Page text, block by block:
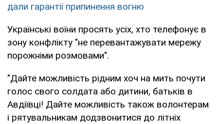
дали гарантії припинення вогню
Українські воїни просять усіх, хто телефонує в
зону конфлікту "не перевантажувати мережу
порожніми розмовами".
"Дайте можливість рідним хоч на мить почути
голос свого солдата або дитини, батьків в
Авдіївці! Дайте можливість також волонтерам
і рятувальникам додзвонитися до літніх